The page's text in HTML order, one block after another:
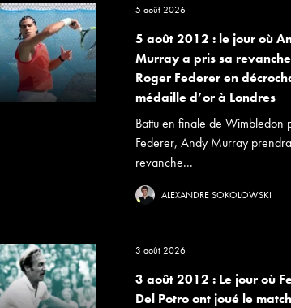
5 août 2026
5 août 2012 : le jour où
Murray a pris sa
Roger Federer en
médaille d’or à Londres
Battu en finale de Wimbledon
Federer, Andy Murray
revanche...
ALEXANDRE SOKOLOWSKI
3 août 2026
3 août 2012 : Le jour où
Del Potro ont joué le